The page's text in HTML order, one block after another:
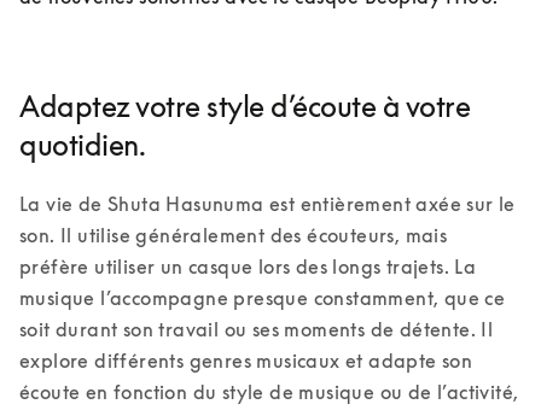
Adaptez votre style d’écoute à votre
quotidien.
La vie de Shuta Hasunuma est entièrement axée sur le
son. Il utilise généralement des écouteurs, mais
préfère utiliser un casque lors des longs trajets. La
musique l’accompagne presque constamment, que ce
soit durant son travail ou ses moments de détente. Il
explore différents genres musicaux et adapte son
écoute en fonction du style de musique ou de l’activité,